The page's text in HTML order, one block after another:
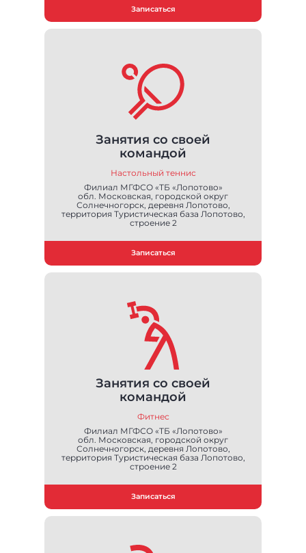
Записаться
Занятия со своей
командой
Настольный теннис
Филиал МГФСО «ТБ «Лопотово»
обл. Московская, городской округ
Солнечногорск, деревня Лопотово,
территория Туристическая база Лопотово,
строение 2
Записаться
Занятия со своей
командой
Фитнес
Филиал МГФСО «ТБ «Лопотово»
обл. Московская, городской округ
Солнечногорск, деревня Лопотово,
территория Туристическая база Лопотово,
строение 2
Записаться